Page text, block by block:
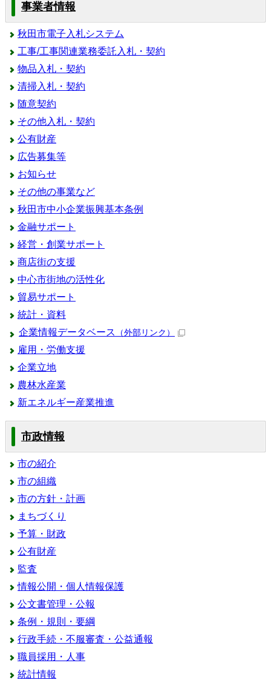
事業者情報
秋田市電子入札システム
工事/工事関連業務委託入札・契約
物品入札・契約
清掃入札・契約
随意契約
その他入札・契約
公有財産
広告募集等
お知らせ
その他の事業など
秋田市中小企業振興基本条例
金融サポート
経営・創業サポート
商店街の支援
中心市街地の活性化
貿易サポート
統計・資料
企業情報データベース
（外部リンク）
雇用・労働支援
企業立地
農林水産業
新エネルギー産業推進
市政情報
市の紹介
市の組織
市の方針・計画
まちづくり
予算・財政
公有財産
監査
情報公開・個人情報保護
公文書管理・公報
条例・規則・要綱
行政手続・不服審査・公益通報
職員採用・人事
統計情報